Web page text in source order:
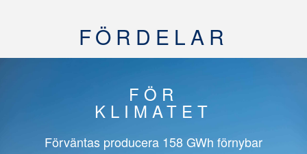
FÖRDELAR
FÖR
KLIMATET
Förväntas producera 158 GWh förnybar